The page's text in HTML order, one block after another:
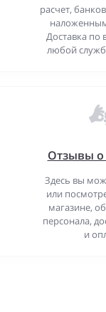
расчет,
Доставка по
любой
Отзывы о
Здесь вы
или
магазине,
персонала,
и